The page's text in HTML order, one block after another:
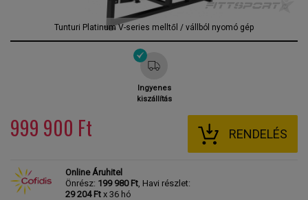
Tunturi Platinum V-series melltől / vállból nyomó gép
Ingyenes
kiszállítás
999 900 Ft RENDELÉS
Online Áruhitel
Önrész: 199 980 Ft, Havi részlet:
29 204 Ft x 36 hó